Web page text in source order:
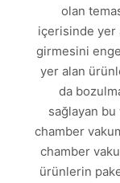
olan
içerisinde yer
girmesini
yer alan
da
sağlayan
chamber
chamber
ürünlerin